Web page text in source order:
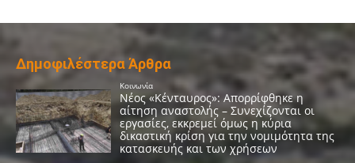
Δημοφιλέστερα Άρθρα